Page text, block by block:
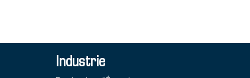
Industrie